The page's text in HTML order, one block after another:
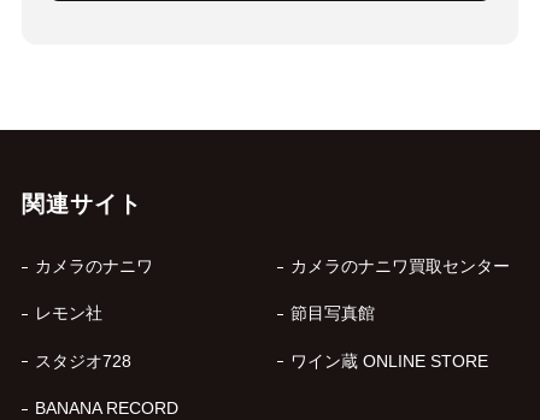
関連サイト
カメラのナニワ カメラのナニワ買取センター
レモン社 節目写真館
スタジオ728 ワイン蔵 ONLINE STORE
BANANA RECORD